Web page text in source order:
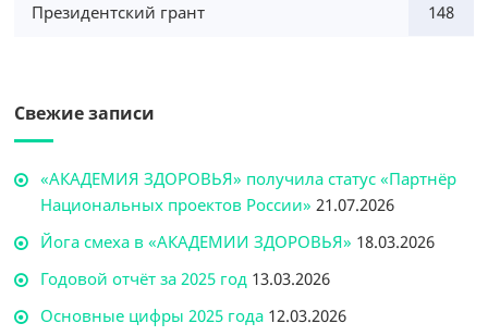
Президентский грант 148
Свежие записи
«АКАДЕМИЯ ЗДОРОВЬЯ» получила статус «Партнёр
Национальных проектов России» 21.07.2026
Йога смеха в «АКАДЕМИИ ЗДОРОВЬЯ» 18.03.2026
Годовой отчёт за 2025 год 13.03.2026
Основные цифры 2025 года 12.03.2026